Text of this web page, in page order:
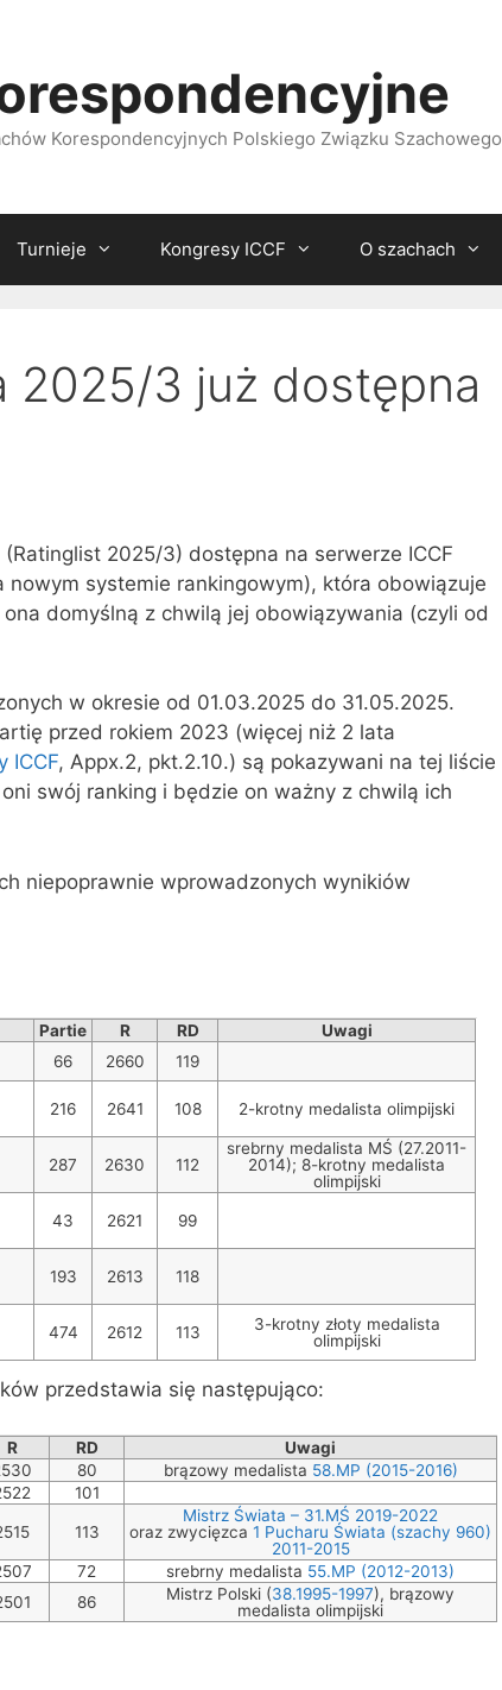
Korespondencyjnych Polskiego Związku Szachowego
Turnieje Kongresy ICCF O szachach
2025/3 już dostępna
2025/3) dostępna na serwerze ICCF
systemie rankingowym), która obowiązuje
domyślną z chwilą jej obowiązywania (czyli od
w okresie od 01.03.2025 do 31.05.2025.
przed rokiem 2023 (więcej niż 2 lata
ICCF, Appx.2, pkt.2.10.) są pokazywani na tej liście
swój ranking i będzie on ważny z chwilą ich
niepoprawnie wprowadzonych wynikiów
Partie R RD
Uwagi
66 2660 119
216 2641 108 2-krotny medalista olimpijski
287 2630 112
srebrny medalista MŚ (27.2011-
2014); 8-krotny medalista
olimpijski
43 2621 99
193 2613 118
474 2612 113
3-krotny złoty medalista
olimpijski
przedstawia się następująco:
R RD
Uwagi
80 brązowy medalista 58.MP (2015-2016)
101
113
Mistrz Świata – 31.MŚ 2019-2022
oraz zwycięzca 1 Pucharu Świata (szachy 960)
2011-2015
72 srebrny medalista 55.MP (2012-2013)
86 Mistrz Polski (38.1995-1997), brązowy
medalista olimpijski